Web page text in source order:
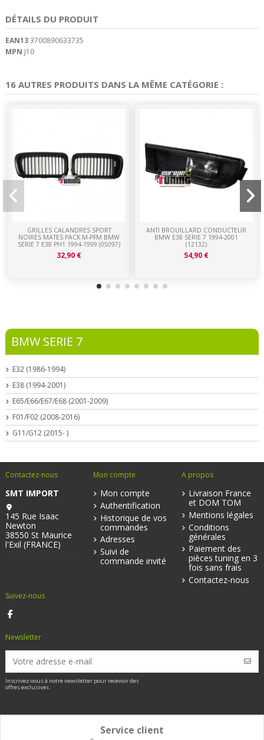
DÉTAILS DU PRODUIT
EAN133700890633735
MPN J10
16 AUTRES PRODUITS DANS LA MÊME CATÉGORIE :
GRILLES CALANDRES SPORT
NOIRES MATES PACK M-PFM BMW
SERIE 7 E38 PH1 1994-1999 (05097)
32,90 €
ANTI BROUILLARD CONDUCTEUR
BMW E38 SERIE 7 1994-2001
(12132)
54,90 €
BMW SERIE 7
E32 (1986-1994)
E38 (1994-2001)
E65/E66/E67/E68 (2001-2009)
F01/F02 (2008-2016)
G11/G12 (2015- )
Contactez-nous
SMT IMPORT
145 Rue Isaac
Newton
38550 St Maurice
l'Exil (FRANCE)
Mon compte
Mon compte
Authentification
Historique de vos
commandes
Adresses
Suivi de
commande invité
A propos
Livraison France
et DOM TOM
Mentions légales
Conditions
générales
Paiement des
pièces tuning en 3
fois sans frais
Contactez-nous
Suivez-nous
Newsletter
Inscrivez-vous à notre newsletter pour recevoir des
offres exclusives.
Service client